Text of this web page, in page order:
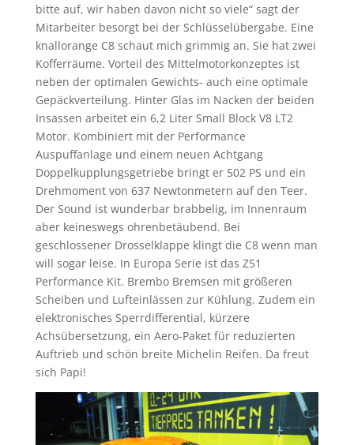
bitte auf, wir haben davon nicht so viele“ sagt der
Mitarbeiter besorgt bei der Schlüsselübergabe. Eine
knallorange C8 schaut mich grimmig an. Sie hat zwei
Kofferräume. Vorteil des Mittelmotorkonzeptes ist
neben der optimalen Gewichts- auch eine optimale
Gepäckverteilung. Hinter Glas im Nacken der beiden
Insassen arbeitet ein 6,2 Liter Small Block V8 LT2
Motor. Kombiniert mit der Performance
Auspuffanlage und einem neuen Achtgang
Doppelkupplungsgetriebe bringt er 502 PS und ein
Drehmoment von 637 Newtonmetern auf den Teer.
Der Sound ist wunderbar brabbelig, im Innenraum
aber keineswegs ohrenbetäubend. Bei
geschlossener Drosselklappe klingt die C8 wenn man
will sogar leise. In Europa Serie ist das Z51
Performance Kit. Brembo Bremsen mit größeren
Scheiben und Lufteinlässen zur Kühlung. Zudem ein
elektronisches Sperrdifferential, kürzere
Achsübersetzung, ein Aero-Paket für reduzierten
Auftrieb und schön breite Michelin Reifen. Da freut
sich Papi!